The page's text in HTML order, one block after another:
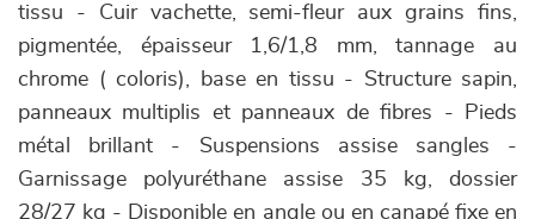
tissu - Cuir vachette, semi-fleur aux grains fins,
pigmentée, épaisseur 1,6/1,8 mm, tannage au
chrome ( coloris), base en tissu - Structure sapin,
panneaux multiplis et panneaux de fibres - Pieds
métal brillant - Suspensions assise sangles -
Garnissage polyuréthane assise 35 kg, dossier
28/27 kg - Disponible en angle ou en canapé fixe en